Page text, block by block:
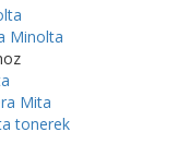
Minolta
Mita
tonerek